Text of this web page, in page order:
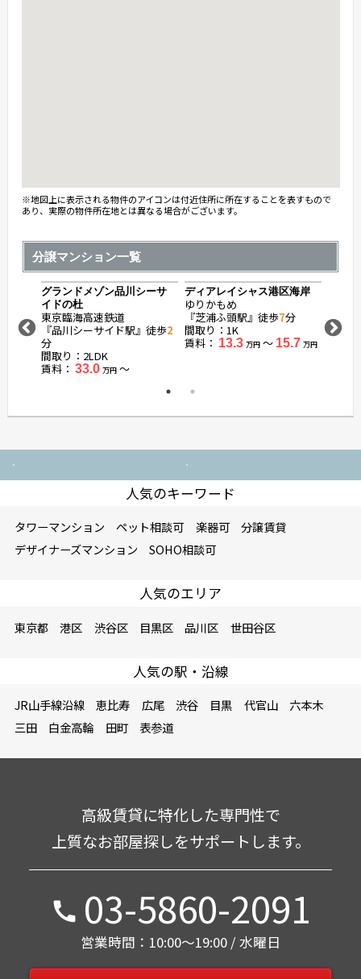
※地図上に表示される物件のアイコンは付近住所に所在することを表すもので
あり、実際の物件所在地とは異なる場合がございます。
分譲マンション一覧
東京臨海高速鉄道
分
〜
『芝浦ふ頭駅』徒歩7分
間取り：1K
賃料：13.3 万円〜15.7 万円
『日
間取
人気のキーワード
ペット相談可 楽器可
人気のエリア
東京都 港区 渋谷区 目黒区 品川区 世田谷区
人気の駅・沿線
JR山手線沿線 恵比寿 広尾 渋谷 目黒 代官山
六本木
高級賃貸に特化した専門性で